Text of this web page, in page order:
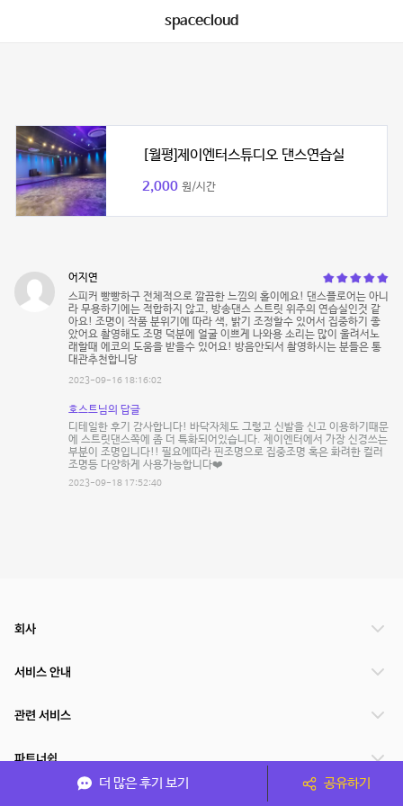
spacecloud
[월평]제이엔터스튜디오 댄스연습실
2,000 원/시간
어지연
스피커 빵빵하구 전체적으로 깔끔한 느낌의 홀이에요! 댄스플로어는 아니
라 무용하기에는 적합하지 않고, 방송댄스 스트릿 위주의 연습실인것 같
아요! 조명이 작품 분위기에 따라 색, 밝기 조정할수 있어서 집중하기 좋
았어요 촬영해도 조명 덕분에 얼굴 이쁘게 나와용 소리는 많이 울려서노
래할때 에코의 도움을 받을수 있어요! 방음안되서 촬영하시는 분들은 통
대관추천합니당
2023-09-16 18:16:02
호스트님의 답글
디테일한 후기 감사합니다! 바닥자체도 그렇고 신발을 신고 이용하기때문
에 스트릿댄스쪽에 좀 더 특화되어있습니다. 제이엔터에서 가장 신경쓰는
부분이 조명입니다!! 필요에따라 핀조명으로 집중조명 혹은 화려한 컬러
조명등 다양하게 사용가능합니다❤️
2023-09-18 17:52:40
더 많은 후기 보기 공유하기
회사
서비스 안내
관련 서비스
파트너쉽